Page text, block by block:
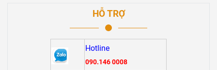
HỖ TRỢ
Hotline
090.146 0008